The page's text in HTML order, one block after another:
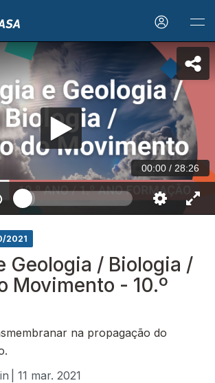
00:00 / 28:26
2021
Geologia / Biologia /
Movimento - 10.º
na propagação do
| 11 mar. 2021